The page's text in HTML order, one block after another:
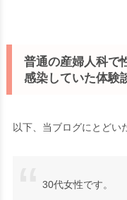
普通の産婦人科で
感染していた体験
以下、当ブログにとどい
30代女性です。